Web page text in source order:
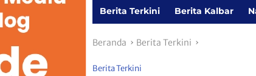
Berita Terkini Berita Kalbar
Beranda Berita Terkini
Berita Terkini